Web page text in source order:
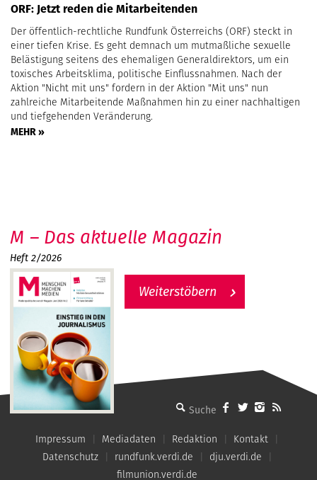
ORF: Jetzt reden die Mitarbeitenden
Der öffentlich-rechtliche Rundfunk Österreichs (ORF) steckt in
einer tiefen Krise. Es geht demnach um mutmaßliche sexuelle
Belästigung seitens des ehemaligen Generaldirektors, um ein
toxisches Arbeitsklima, politische Einflussnahmen. Nach der
Aktion "Nicht mit uns" fordern in der Aktion "Mit uns" nun
zahlreiche Mitarbeitende Maßnahmen hin zu einer nachhaltigen
und tiefgehenden Veränderung.
MEHR »
MMM - Menschen machen Medien
M – Das aktuelle Magazin
Heft 2/2026
Weiterstöbern
Impressum Mediadaten Redaktion
Kontakt
Datenschutz
rundfunk.verdi.de
dju.verdi.de
filmunion.verdi.de